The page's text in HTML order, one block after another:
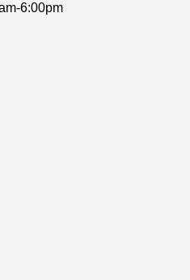
6:00pm